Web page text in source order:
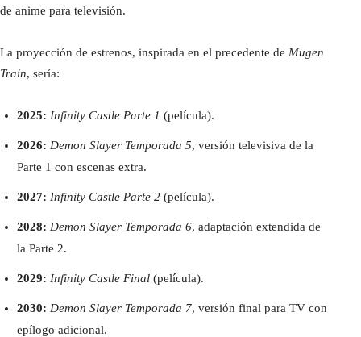
de anime para televisión.
La proyección de estrenos, inspirada en el precedente de Mugen
Train, sería:
2025: Infinity Castle Parte 1 (película).
2026: Demon Slayer Temporada 5, versión televisiva de la
Parte 1 con escenas extra.
2027: Infinity Castle Parte 2 (película).
2028: Demon Slayer Temporada 6, adaptación extendida de
la Parte 2.
2029: Infinity Castle Final (película).
2030: Demon Slayer Temporada 7, versión final para TV con
epílogo adicional.